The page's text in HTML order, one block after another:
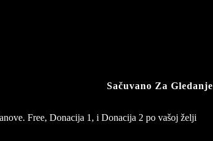
Sačuvano Za Gledanje
Free, Donacija 1, i Donacija 2 po vašoj želji